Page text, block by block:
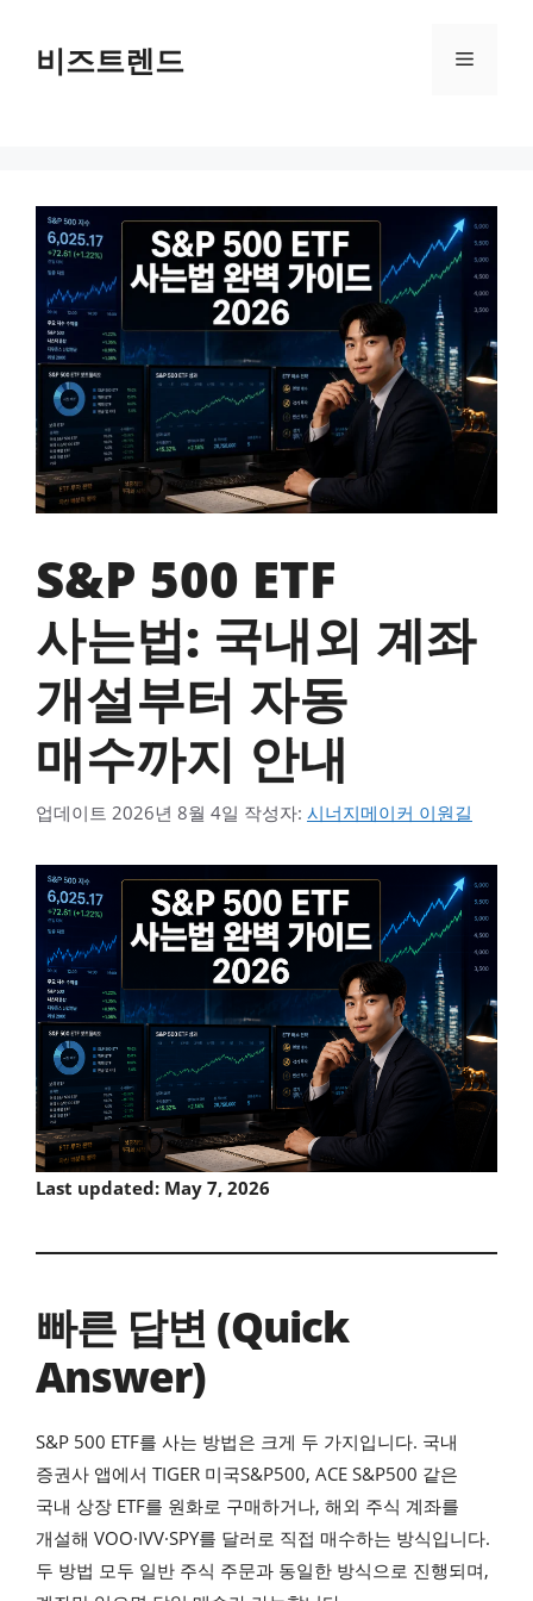
건너뛰기비즈트렌드 메뉴
S&P 500 ETF
사는법: 국내외 계좌
개설부터 자동
매수까지 안내
업데이트 2026년 8월 4일 작성자: 시너지메이커 이원길
Last updated: May 7, 2026
빠른 답변 (Quick
Answer)
S&P 500 ETF를 사는 방법은 크게 두 가지입니다. 국내
증권사 앱에서 TIGER 미국S&P500, ACE S&P500 같은
국내 상장 ETF를 원화로 구매하거나, 해외 주식 계좌를
개설해 VOO·IVV·SPY를 달러로 직접 매수하는 방식입니다.
두 방법 모두 일반 주식 주문과 동일한 방식으로 진행되며,